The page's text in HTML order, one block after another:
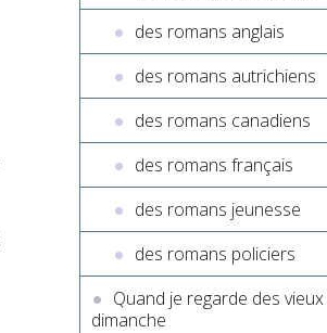
des romans anglais
des romans autrichiens
des romans canadiens
des romans français
des romans jeunesse
des romans policiers
Quand je regarde des
dimanche